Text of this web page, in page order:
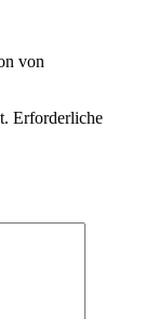
von
Erforderliche